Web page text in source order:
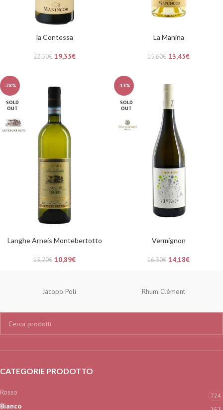
la Contessa
22,50€ 19,35€
La Manina
15,60€ 13,45€
-28%
SOLD
OUT
Langhe Arneis Montebertotto
15,20€ 10,89€
-13%
SOLD
OUT
Vermignon
16,30€ 14,18€
Jacopo Poli Rhum Clément
CATEGORIE PRODOTTO
Rosso 724
Bianco